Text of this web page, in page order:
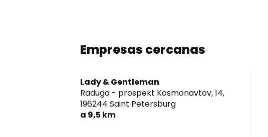
Empresas cercanas
Lady & Gentleman
Raduga - prospekt Kosmonavtov, 14,
196244 Saint Petersburg
a 9,5 km